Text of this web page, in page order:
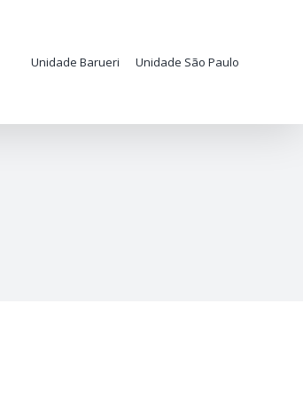
Unidade Barueri Unidade São Paulo